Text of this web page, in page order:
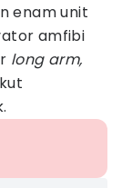
enam unit
amfibi
long arm,